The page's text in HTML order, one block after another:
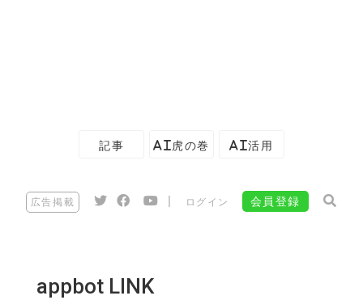
記事 AI虎の巻 AI活用
広告掲載 ログイン 会員登録
appbot LINK